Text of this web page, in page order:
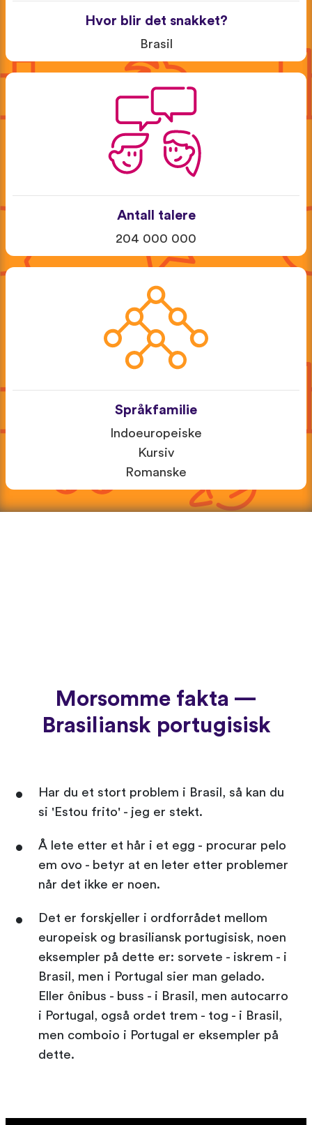
Hvor blir det snakket?
Brasil
Antall talere
204 000 000
Språkfamilie
Indoeuropeiske
Kursiv
Romanske
Morsomme fakta —
Brasiliansk portugisisk
Har du et stort problem i Brasil, så kan du
si 'Estou frito' - jeg er stekt.
Å lete etter et hår i et egg - procurar pelo
em ovo - betyr at en leter etter problemer
når det ikke er noen.
Det er forskjeller i ordforrådet mellom
europeisk og brasiliansk portugisisk, noen
eksempler på dette er: sorvete - iskrem - i
Brasil, men i Portugal sier man gelado.
Eller ônibus - buss - i Brasil, men autocarro
i Portugal, også ordet trem - tog - i Brasil,
men comboio i Portugal er eksempler på
dette.